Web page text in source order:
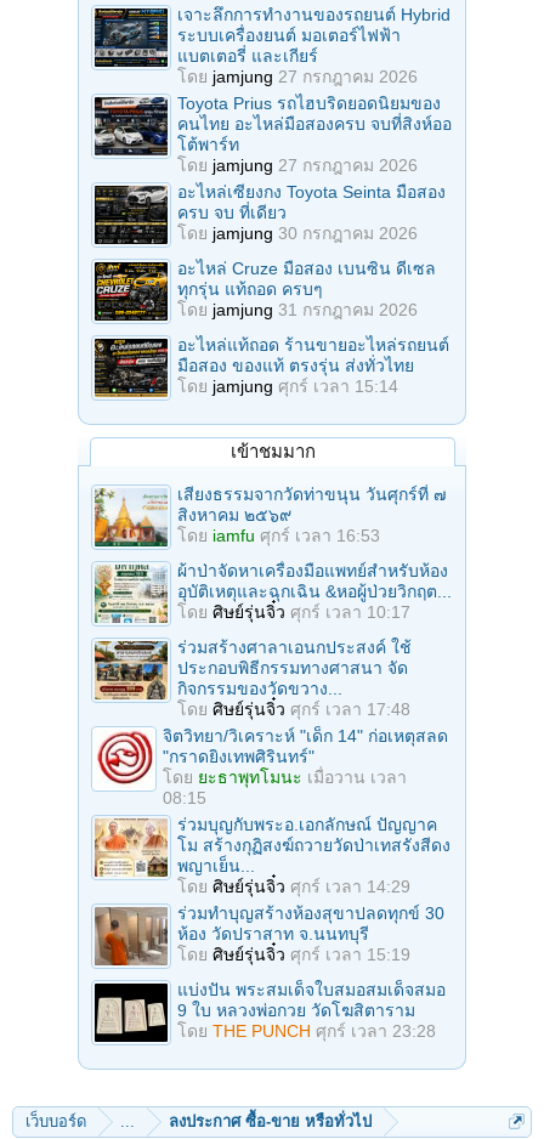
เจาะลึกการทำงานของรถยนต์ Hybrid
ระบบเครื่องยนต์ มอเตอร์ไฟฟ้า
แบตเตอรี่ และเกียร์
โดย jamjung 27 กรกฎาคม 2026
Toyota Prius รถไฮบริดยอดนิยมของ
คนไทย อะไหล่มือสองครบ จบที่สิงห์ออ
โต้พาร์ท
โดย jamjung 27 กรกฎาคม 2026
อะไหล่เซียงกง Toyota Seinta มือสอง
ครบ จบ ที่เดียว
โดย jamjung 30 กรกฎาคม 2026
อะไหล่ Cruze มือสอง เบนซิน ดีเซล
ทุกรุ่น แท้ถอด ครบๆ
โดย jamjung 31 กรกฎาคม 2026
อะไหล่แท้ถอด ร้านขายอะไหล่รถยนต์
มือสอง ของแท้ ตรงรุ่น ส่งทั่วไทย
โดย jamjung ศุกร์ เวลา 15:14
เข้าชมมาก
เสียงธรรมจากวัดท่าขนุน วันศุกร์ที่ ๗
สิงหาคม ๒๕๖๙
โดย iamfu ศุกร์ เวลา 16:53
ผ้าป่าจัดหาเครื่องมือแพทย์สำหรับห้อง
อุบัติเหตุและฉุกเฉิน &หอผู้ป่วยวิกฤต...
โดย ศิษย์รุ่นจิ๋ว ศุกร์ เวลา 10:17
ร่วมสร้างศาลาเอนกประสงค์ ใช้
ประกอบพิธีกรรมทางศาสนา จัด
กิจกรรมของวัดขวาง...
โดย ศิษย์รุ่นจิ๋ว ศุกร์ เวลา 17:48
จิตวิทยา/วิเคราะห์ "เด็ก 14" ก่อเหตุสลด
"กราดยิงเทพศิรินทร์"
โดย ยะธาพุทโมนะ เมื่อวาน เวลา
08:15
ร่วมบุญกับพระอ.เอกลักษณ์ ปัญญาค
โม สร้างกุฏิสงฆ์ถวายวัดป่าเทสรังสีดง
พญาเย็น...
โดย ศิษย์รุ่นจิ๋ว ศุกร์ เวลา 14:29
ร่วมทําบุญสร้างห้องสุขาปลดทุกข์ 30
ห้อง วัดปราสาท จ.นนทบุรี
โดย ศิษย์รุ่นจิ๋ว ศุกร์ เวลา 15:19
แบ่งปัน พระสมเด็จใบสมอสมเด็จสมอ
9 ใบ หลวงพ่อกวย วัดโฆสิตาราม
โดย THE PUNCH ศุกร์ เวลา 23:28
เว็บบอร์ด ... ลงประกาศ ซื้อ-ขาย หรือทั่วไป